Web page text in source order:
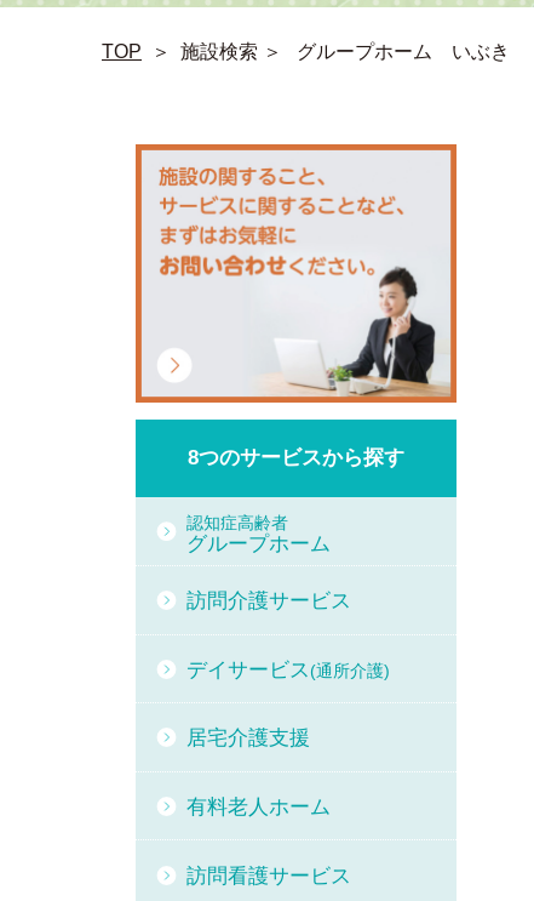
TOP ＞ 施設検索 ＞ グループホーム いぶき
8つのサービスから探す
認知症高齢者
グループホーム
訪問介護サービス
デイサービス(通所介護)
居宅介護支援
有料老人ホーム
訪問看護サービス